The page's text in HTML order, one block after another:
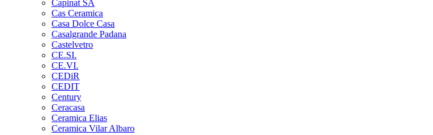
Capinat SA
Cas Ceramica
Casa Dolce Casa
Casalgrande Padana
Castelvetro
CE.SI.
CE.VI.
CEDiR
CEDIT
Century
Ceracasa
Ceramica Elias
Ceramica Vilar Albaro